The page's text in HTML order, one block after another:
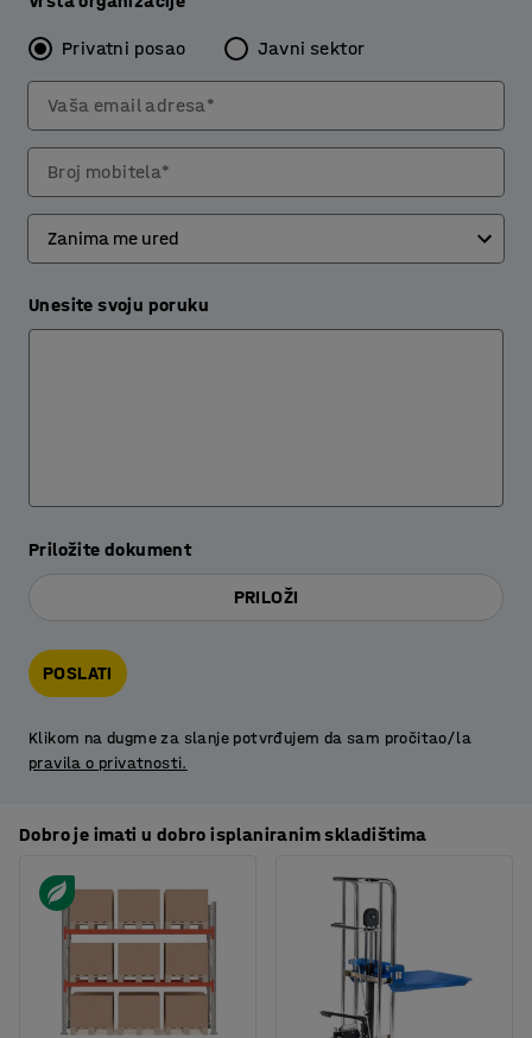
Privatni posao Javni sektor
Vaša email adresa*
Broj mobitela*
Unesite svoju poruku
Priložite dokument
PRILOŽI
POSLATI
Klikom na dugme za slanje potvrđujem da sam pročitao/la
pravila o privatnosti.
Dobro je imati u dobro isplaniranim skladištima